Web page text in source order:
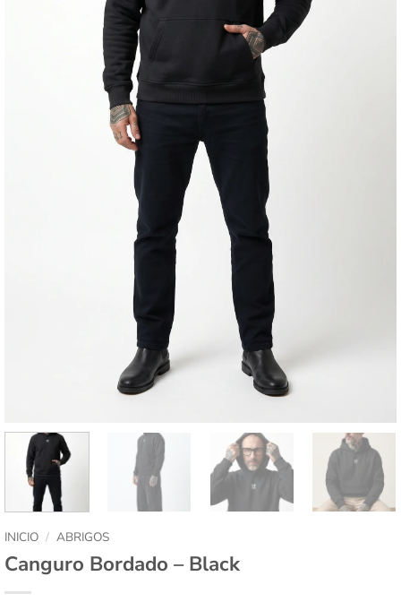
INICIO / ABRIGOS
Canguro Bordado – Black